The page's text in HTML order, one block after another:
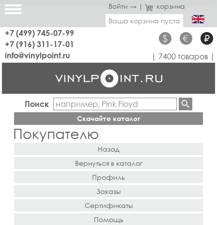
Войти → |
корзина
Ваша корзина пуста
+7 (499) 745-07-99
+7 (916) 311-17-01
$ € ₽
info@vinylpoint.ru | 7400 товаров |
Поиск
Скачайте каталог
Покупателю
Назад
Вернуться в каталог
Профиль
Заказы
Сертификаты
Помощь